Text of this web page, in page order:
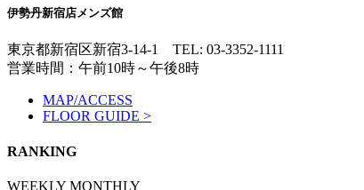
伊勢丹新宿店メンズ館
東京都新宿区新宿3-14-1 TEL: 03-3352-1111
営業時間：午前10時～午後8時
MAP/ACCESS
FLOOR GUIDE >
RANKING
WEEKLY MONTHLY